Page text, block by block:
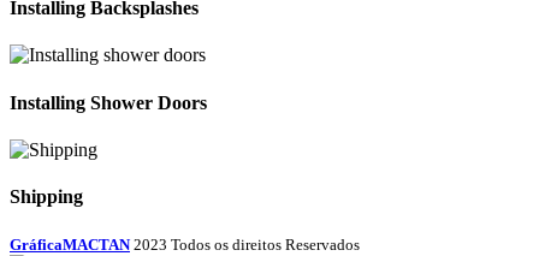
Installing Backsplashes
Installing Shower Doors
Shipping
GráficaMACTAN 2023 Todos os direitos Reservados